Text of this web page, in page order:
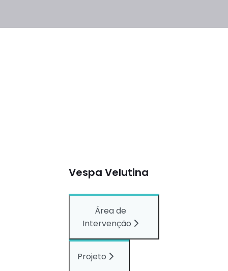
Vespa Velutina
Área de
Intervenção
Projeto